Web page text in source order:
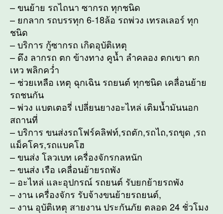
– ขนย้าย รถไถนา ซากรถ ทุกชนิด
– ยกลาก รถบรรทุก 6-18ล้อ รถพ่วง เทรลเลอร์ ทุก
ชนิด
– บริการ กู้ซากรถ เกิดอุบัติเหตุ
– ดึง ลากรถ ตก ข้างทาง คูน้ำ ลำคลอง ตกเขา ตก
เหว พลิกคว่ำ
– ช่วยเหลือ เหตุ ฉุกเฉิน รถยนต์ ทุกชนิด เคลื่อนย้าย
รถชนกัน
– พ่วง แบตเตอรี่ เปลี่ยนยางอะไหล่ เติมน้ำมันนอก
สถานที่
– บริการ ขนส่งรถโฟร์คลิฟท์,รถตัก,รถไถ,รถขุด ,รถ
แม็คโคร,รถแบคโฮ
– ขนส่ง โลวเบท เครื่องจักรกลหนัก
– ขนส่ง เรือ เคลื่อนย้ายรถพัง
– อะไหล่ และอุปกรณ์ รถยนต์ รับยกย้ายรถพัง
– งาน เครื่องจักร รับจ้างขนย้ายรถยนต์,
– งาน อุบัติเหตุ สายงาน ประกันภัย ตลอด 24 ชั่วโมง